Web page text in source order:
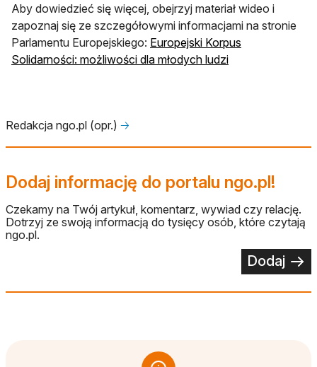
Aby dowiedzieć się więcej, obejrzyj materiał wideo i
zapoznaj się ze szczegółowymi informacjami na stronie
Parlamentu Europejskiego: Europejski Korpus
Solidarności: możliwości dla młodych ludziotwiera się w
Redakcja ngo.pl (opr.) 🡢
Dodaj informację do portalu ngo.pl!
Czekamy na Twój artykuł, komentarz, wywiad czy relację.
Dotrzyj ze swoją informacją do tysięcy osób, które czytają
ngo.pl.
Dodaj